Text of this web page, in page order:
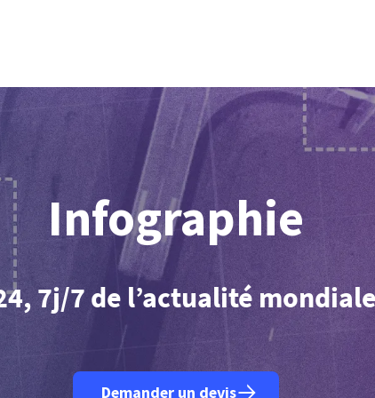
2026 - 15:02:10| Selon Ryad, l'accord de défense avec le Pakistan et la Turquie n'est pas lié à des
| 07/08/2026 - 14:42:27
| L'Espagne avertit l'Italie de mesures de rétorsion si les contrôles aux frontières
(AFP)
| 07/08/2026 - 14:39:15
| 23.000 emplois en moins en juillet aux Etats-Unis mais chômage
(AFP)
| Yémen: deux civils tués dans une attaque des rebelles houthis
13:16:16
| Attaques houthies: la coalition menée par Ryad "ne restera pas les bras croisés" (source
| Le Pakistan affirme que toute attaque visant un signataire de l'accord de défense avec la Turquie et
| 07/08/2026 - 12:55:56
| L'Arabie saoudite, le Pakistan et la Turquie ont signé un accord de
| Le pape rencontrera en France des victimes de violences sexuelles dans
(AFP)
| Thaïlande : le tireur avait "clairement planifié" son attaque dans un
Infographie
7j/7 de l’actualité
Demander un devis